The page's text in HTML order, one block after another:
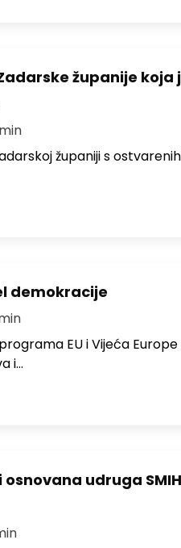
županije koja
županiji s ostvarenih
demokracije
EU i Vijeća Europe
i…
osnovana udruga